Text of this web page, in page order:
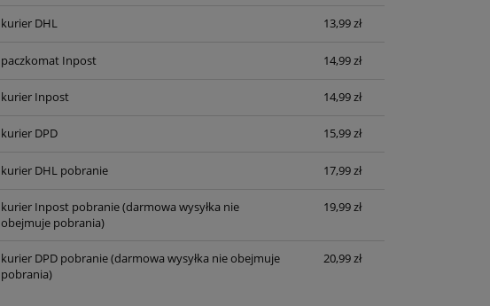
kurier DHL 13,99 zł
paczkomat Inpost 14,99 zł
kurier Inpost 14,99 zł
kurier DPD 15,99 zł
kurier DHL pobranie 17,99 zł
kurier Inpost pobranie(darmowa wysyłka nie
obejmuje pobrania)
19,99 zł
kurier DPD pobranie(darmowa wysyłka nie obejmuje
pobrania)
20,99 zł